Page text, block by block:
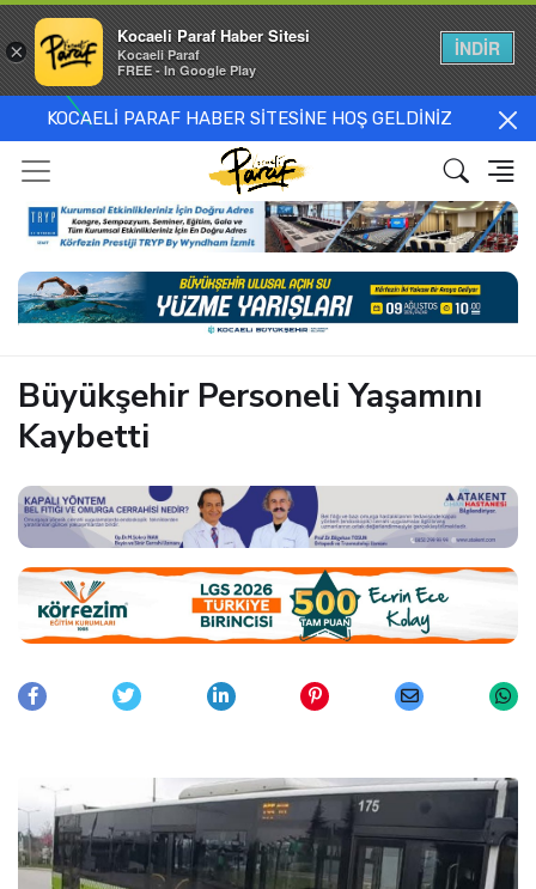
KOCAELİ PARAF HABER SİTESİNE HOŞ GELDİNİZ
Büyükşehir Personeli Yaşamını
Kaybetti
×
Kocaeli Paraf Haber Sitesi
Kocaeli Paraf
FREE - In Google Play
İNDİR